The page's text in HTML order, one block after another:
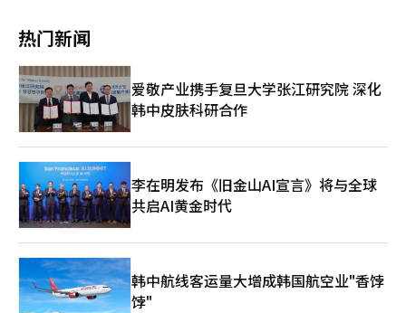
极的购入和注销过程中，EPS和ROE的改善效果可能更大。”他还
完善过程仍在进行中，因此判断注销是否扩大仍然困难。” 另一
方面，根据当天交易所的数据，上个月新韩集团（23日、7000亿
韩元）、KB金融（23日、7000亿韩元）、哈拿金融集团（24日、
2500亿韩元）、我们金融集团（24日、1500亿韩元）等进行了自
购股票的购入和注销。交易所表示：“上个月以金融控股公司为中
心，自购股票的购入和注销决定持续进行，股东回报活动正在积极
展开。”※ 本报道经人工智能（AI）系统翻译与编辑。
合股价指数在亚洲主要股市中表现出明显的疲软。”美国的闪迪和
西部数据在业绩发布后，盘后交易中分别下跌8%和12%，这被分
析为抑制了亚洲内存半导体股的投资情绪。 尽管这两家公司均发
布了超出市场预期的业绩，但未来的增长前景未能满足投资者的高
期望。由于人工智能（AI）需求和内存价格上涨的预期已在股价中
得到充分反映，业绩预期的失望导致了投资者的获利了结。 全春
全球投资组合经理盖瑞·谭表示，“投资者开始询问，亚洲内存半
导体股需要什么额外的上涨动力才能继续投资。” 路透社也报
道，“韩国股市主导了亚洲科技股的下跌。”在日本，内存公司
Kioxia和半导体设备公司东京电子也大幅下跌，美国半导体股的疲
软蔓延至整个亚洲市场。 在纽约股市，AMD尽管发布了超出市场
预期的业绩，但仍下跌超过7%。在未能满足高期望的评估下，费
城半导体指数也下跌了1.40%。※ 本报道经人工智能（AI）系统翻
热门新闻
爱敬产业携手复旦大学张江研究院 深化
韩中皮肤科研合作
李在明发布《旧金山AI宣言》将与全球
共启AI黄金时代
韩中航线客运量大增成韩国航空业"香饽
饽"